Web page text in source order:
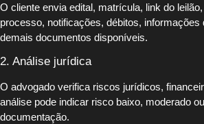
O cliente envia edital, matrícula, link do
processo, notificações, débitos, informações
demais documentos disponíveis.
2. Análise jurídica
O advogado verifica riscos jurídicos,
análise pode indicar risco baixo, moderado
documentação.